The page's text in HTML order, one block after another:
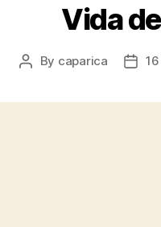
Vida
Post
By caparica
Post